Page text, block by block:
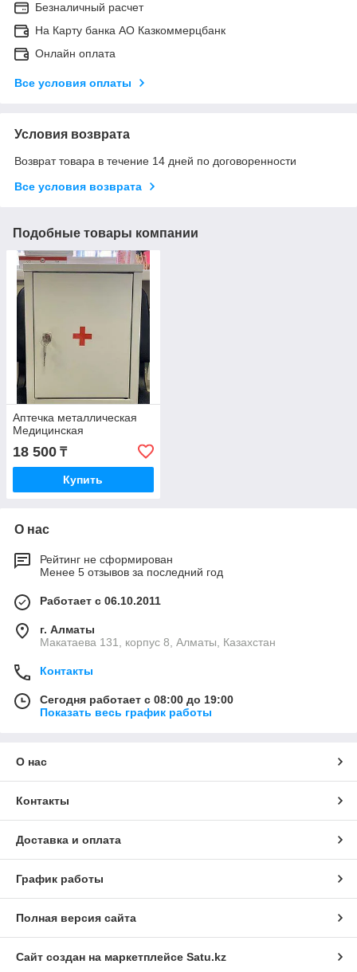
Безналичный расчет
На Карту банка АО Казкоммерцбанк
Онлайн оплата
Все условия оплаты
Условия возврата
Возврат товара в течение 14 дней по договоренности
Все условия возврата
Подобные товары компании
Аптечка металлическая
Медицинская
18 500 ₸
Купить
О нас
Рейтинг не сформирован
Менее 5 отзывов за последний год
Работает с 06.10.2011
г. Алматы
Макатаева 131, корпус 8, Алматы, Казахстан
Контакты
Сегодня работает с 08:00 до 19:00
Показать весь график работы
О нас
Контакты
Доставка и оплата
График работы
Полная версия сайта
Сайт создан на маркетплейсе Satu.kz